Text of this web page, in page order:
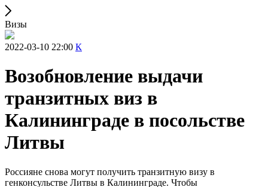
Визы
2022-03-10 22:00 К
Возобновление выдачи
транзитных виз в
Калининграде в посольстве
Литвы
Россияне снова могут получить транзитную визу в
генконсульстве Литвы в Калининграде. Чтобы